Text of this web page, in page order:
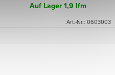
Auf Lager1,9 lfm
Art.-Nr.: 0603003